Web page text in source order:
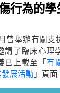
行為的學
曾舉辦有關支
請了臨床心理
已上載至「 有
展活動 」頁面